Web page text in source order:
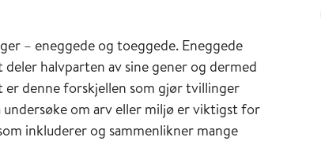
– eneggede og toeggede. Eneggede
halvparten av sine gener og dermed
er denne forskjellen som gjør tvillinger
om arv eller miljø er viktigst for
inkluderer og sammenlikner mange